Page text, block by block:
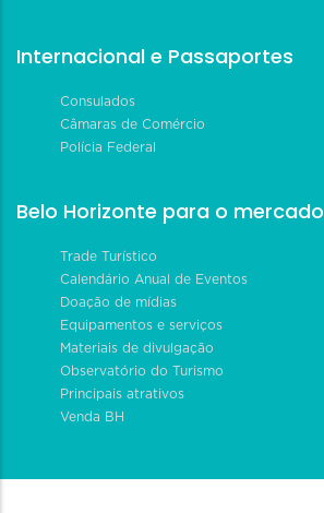
Internacional e Passaportes
Consulados
Câmaras de Comércio
Polícia Federal
Belo Horizonte para o mercado
Trade Turístico
Calendário Anual de Eventos
Doação de mídias
Equipamentos e serviços
Materiais de divulgação
Observatório do Turismo
Principais atrativos
Venda BH